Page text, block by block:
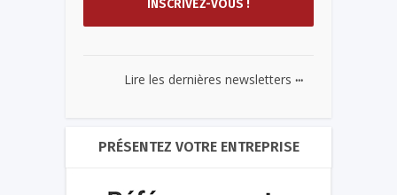
Lire les dernières newsletters ...
PRÉSENTEZ VOTRE ENTREPRISE